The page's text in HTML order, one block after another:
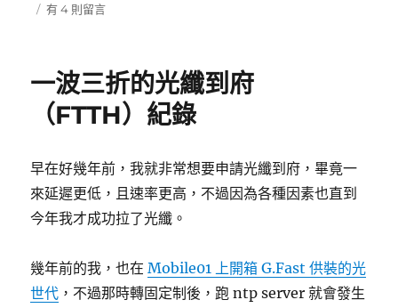
佈 在
2b2t
伺
服
服
主
淺
有 4 則留言
一波三折的光纖到府
（FTTH）紀錄
早在好幾年前，我就非常想要申請光纖到府，畢竟一
來延遲更低，且速率更高，不過因為各種因素也直到
今年我才成功拉了光纖。
幾年前的我，也在Mobile01 上開箱 G.Fast 供裝的光
世代 ，不過那時轉固定制後，跑 ntp server 就會發生